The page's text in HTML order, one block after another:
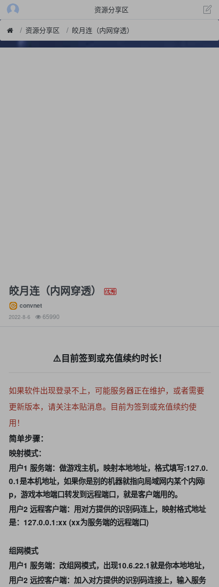
资源分享区
资源分享区 皎月连（内网穿透）
皎月连（内网穿透）
convnet
2022-8-6 65990
⚠️目前签到或充值续约时长！
如果软件出现登录不上，可能服务器正在维护，或者需要
更新版本，请关注本贴消息。目前为签到或充值续约使
用！
简单步骤：
映射模式：
用户1 服务端：做游戏主机，映射本地地址，格式填写:127.0.
0.1是本机地址， 如果你是别的机器就指向局域网内某个内网i
p， 游戏本地端口转发到远程端口，就是客户端用的。
用户2 远程客户端：用对方提供的识别码连上，映射格式地址
是：127.0.0.1:xx (xx为服务端的远程端口)
组网模式
用户1 服务端：改组网模式，出现10.6.22.1就是你本地地址，
用户2 远控客户端：加入对方提供的识别码连接上，输入服务